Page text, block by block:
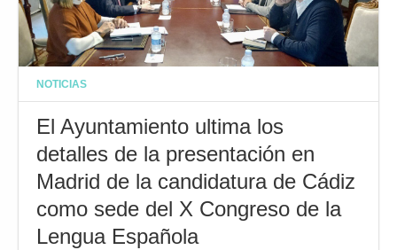
NOTICIAS
El Ayuntamiento ultima los
detalles de la presentación en
Madrid de la candidatura de Cádiz
como sede del X Congreso de la
Lengua Española